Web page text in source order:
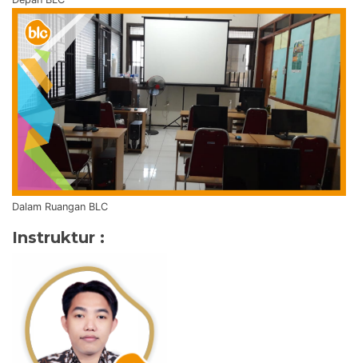
Dalam Ruangan BLC
Instruktur :